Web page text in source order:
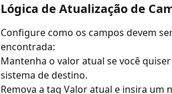
Lógica de Atualização de
Configure como os campos devem
encontrada:
Mantenha o valor atual se você
sistema de destino.
Remova a tag Valor atual e insira